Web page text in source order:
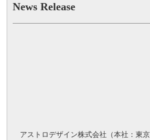
News Release
アストロデザイン株式会社（本社：東